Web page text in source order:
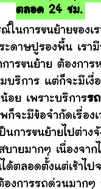
ตลอด 24 ชม.
รขนย้ายของเร
ะดาษปูรองพื้น เรา
ารขนย้าย ต้องการ
บริการ แต่ก็จะมีเงื่
อย เพราะบริการร
ก็จะมีข้อจำกัดเรื่อง
นการขนย้ายไปต่าง
บายมากๆ เนื่องจาก
ด้ตลอดตั้งแต่เช้าไป
งการรถด่วนมากๆ